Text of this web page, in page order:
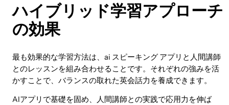
ハイブリッド学習アプローチ
の効果
最も効果的な学習方法は、ai スピーキング アプリと人間講師
とのレッスンを組み合わせることです。それぞれの強みを活
かすことで、バランスの取れた英会話力を養成できます。
AIアプリで基礎を固め、人間講師との実践で応用力を伸ば